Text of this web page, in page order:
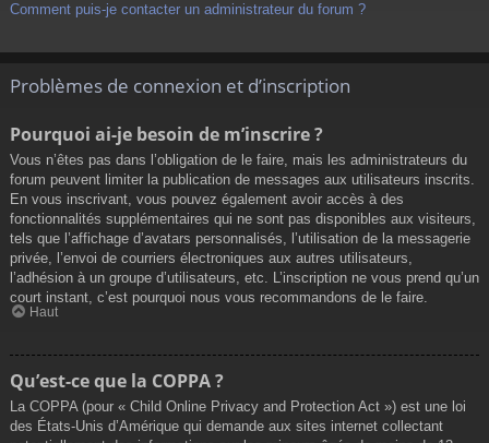
Comment puis-je contacter un administrateur du forum ?
Problèmes de connexion et d’inscription
Pourquoi ai-je besoin de m’inscrire ?
Vous n’êtes pas dans l’obligation de le faire, mais les administrateurs du
forum peuvent limiter la publication de messages aux utilisateurs inscrits.
En vous inscrivant, vous pouvez également avoir accès à des
fonctionnalités supplémentaires qui ne sont pas disponibles aux visiteurs,
tels que l’affichage d’avatars personnalisés, l’utilisation de la messagerie
privée, l’envoi de courriers électroniques aux autres utilisateurs,
l’adhésion à un groupe d’utilisateurs, etc. L’inscription ne vous prend qu’un
court instant, c’est pourquoi nous vous recommandons de le faire.
Haut
Qu’est-ce que la COPPA ?
La COPPA (pour « Child Online Privacy and Protection Act ») est une loi
des États-Unis d’Amérique qui demande aux sites internet collectant